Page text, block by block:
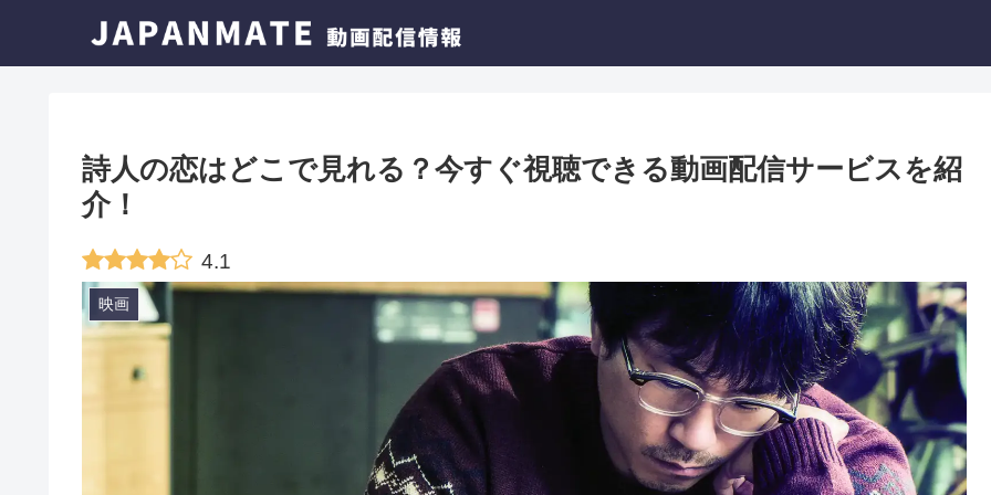
詩人の恋はどこで見れる？今すぐ視聴できる動画配信サービスを紹
介！
4.1
映画